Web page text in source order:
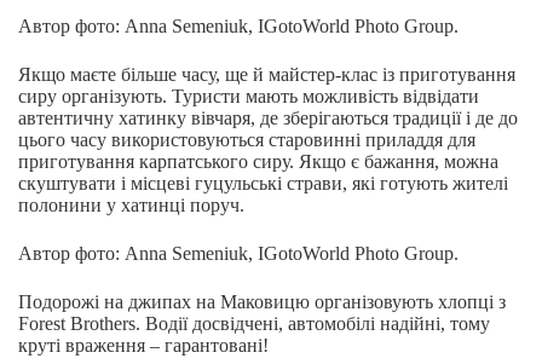
Автор фото: Anna Semeniuk, IGotoWorld Photo Group.
Якщо маєте більше часу, ще й майстер-клас із приготування
сиру організують. Туристи мають можливість відвідати
автентичну хатинку вівчаря, де зберігаються традиції і де до
цього часу використовуються старовинні приладдя для
приготування карпатського сиру. Якщо є бажання, можна
скуштувати і місцеві гуцульські страви, які готують жителі
полонини у хатинці поруч.
Автор фото: Anna Semeniuk, IGotoWorld Photo Group.
Подорожі на джипах на Маковицю організовують хлопці з
Forest Brothers. Водії досвідчені, автомобілі надійні, тому
круті враження – гарантовані!